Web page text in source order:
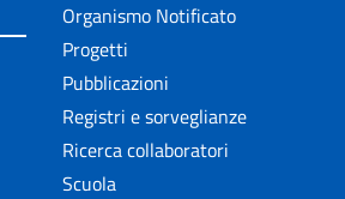
Organismo Notificato
Progetti
Pubblicazioni
Registri e sorveglianze
Ricerca collaboratori
Scuola